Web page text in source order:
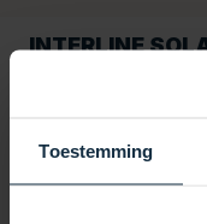
Toestemming
INTERLINE
praktisches und
Interline, das